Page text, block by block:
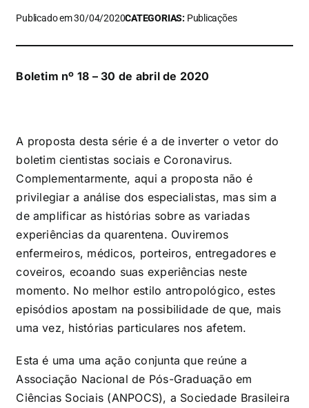
Publicado em 30/04/2020CATEGORIAS: Publicações
Boletim nº 18 – 30 de abril de 2020
A proposta desta série é a de inverter o vetor do
boletim cientistas sociais e Coronavirus.
Complementarmente, aqui a proposta não é
privilegiar a análise dos especialistas, mas sim a
de amplificar as histórias sobre as variadas
experiências da quarentena. Ouviremos
enfermeiros, médicos, porteiros, entregadores e
coveiros, ecoando suas experiências neste
momento. No melhor estilo antropológico, estes
episódios apostam na possibilidade de que, mais
uma vez, histórias particulares nos afetem.
Esta é uma uma ação conjunta que reúne a
Associação Nacional de Pós-Graduação em
Ciências Sociais (ANPOCS), a Sociedade Brasileira